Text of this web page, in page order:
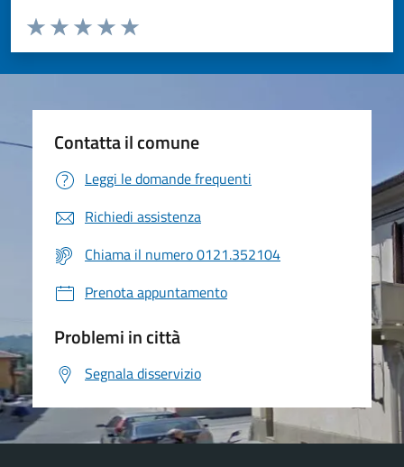
Valuta da 1 a 5 stelle la pagina
Valuta 5 stelle su 5
Valuta 4 stelle su 5
Valuta 3 stelle su 5
Valuta 2 stelle su 5
Valuta 1 stelle su 5
Contatta il comune
Leggi le domande frequenti
Richiedi assistenza
Chiama il numero 0121.352104
Prenota appuntamento
Problemi in città
Segnala disservizio